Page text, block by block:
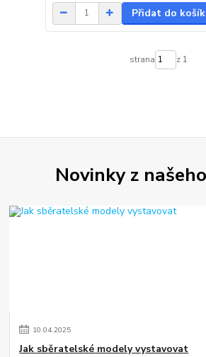
Přidat do
strana z 1
Novinky z
10.04.2025
Jak sběratelské modely vystavovat